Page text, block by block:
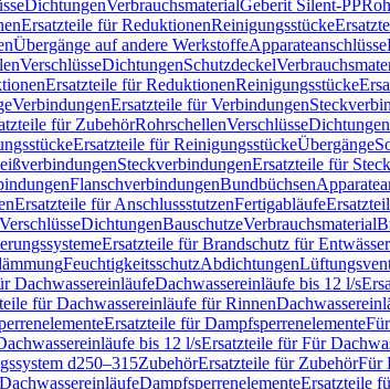
DichtungenVerbrauchsmaterialGeberit Silent-PP
Ersatzteile für ReduktionenReinigungsstücke
Übergänge auf andere WerkstoffeApparateanschlüsse
VerschlüsseDichtungenSchutzdeckel
Ersatzteile für ReduktionenReinigungsstücke
VerbindungenErsatzteile für Verbindungen
für ZubehörRohrschellenVerschlüsseDichtungen
Ersatzteile für ReinigungsstückeÜbergänge
SteckverbindungenErsatzteile für
FlanschverbindungenBundbüchsen
Ersatzteile für AnschlussstutzenFertigabläufe
VerschlüsseDichtungenBauschutzeVerbrauchsmaterial
Ersatzteile für Brandschutz für
FeuchtigkeitsschutzAbdichtungen
DachwassereinläufeDachwassereinläufe bis 12 l/s
für Dachwassereinläufe für Rinnen
Ersatzteile für Dampfsperrenelemente
bis 12 l/sErsatzteile für Für
d250–315ZubehörErsatzteile für ZubehörFür
DampfsperrenelementeErsatzteile